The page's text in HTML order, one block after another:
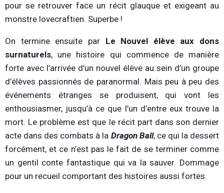
pour se retrouver face un récit glauque et exigeant au
monstre lovecraftien. Superbe !
On termine ensuite par Le Nouvel élève aux dons
surnaturels, une histoire qui commence de manière
forte avec l’arrivée d’un nouvel élève au sein d’un groupe
d’élèves passionnés de paranormal. Mais peu à peu des
événements étranges se produisent, qui vont les
enthousiasmer, jusqu’à ce que l’un d’entre eux trouve la
mort. Le problème est que le récit part dans son dernier
acte dans des combats à la Dragon Ball, ce qui la dessert
forcément, et ce n’est pas le fait de se terminer comme
un gentil conte fantastique qui va la sauver. Dommage
pour un recueil comportant des histoires aussi fortes.